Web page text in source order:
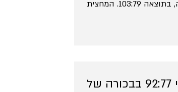
ניצחה - הביסה למעשה, בתוצאה 103:79. המחצית
ניצחון ביתי 92:77 בבכורה של